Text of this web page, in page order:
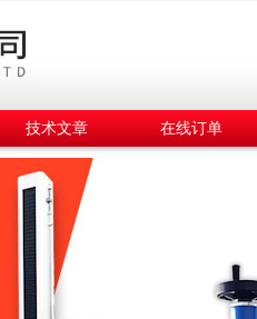
技术文章 在线订单